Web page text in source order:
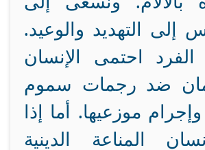
إلى التهديد والوعيد.
الفرد احتمى الإنسان
ضد رجمات سموم
موزعيها. أما إذا
المناعة الدينية